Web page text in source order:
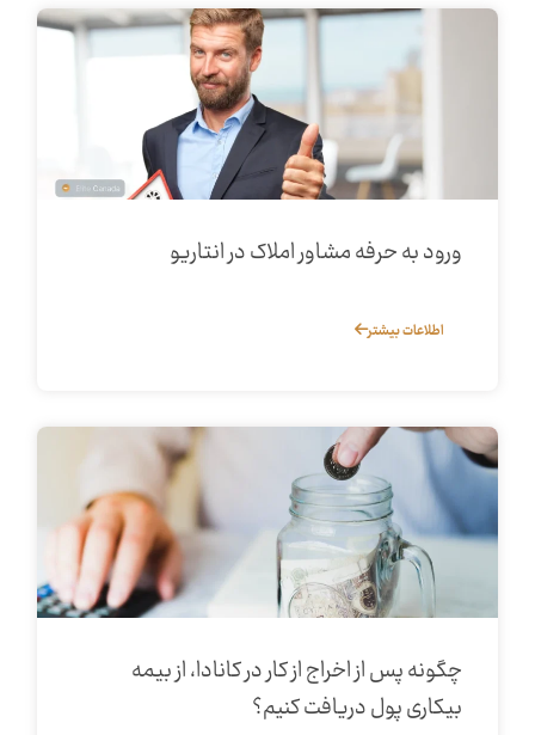
ورود به حرفه مشاور املاک در انتاریو
اطلاعات بیشتر
چگونه پس از اخراج از کار در کانادا، از بیمه
بیکاری پول دریافت کنیم؟